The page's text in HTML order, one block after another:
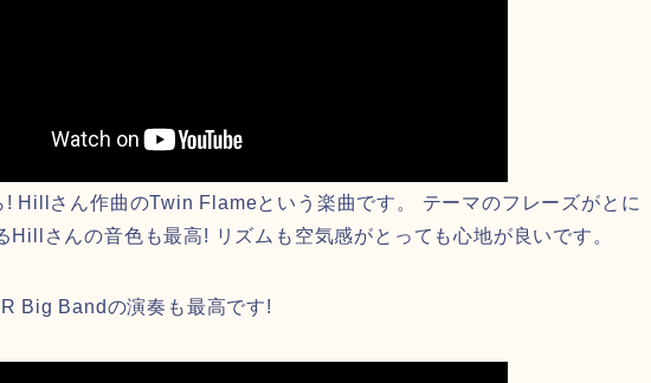
Hillさん作曲のTwin Flameという楽曲です。 テーマのフレーズがとに
Hillさんの音色も最高! リズムも空気感がとっても心地が良いです。
Big Bandの演奏も最高です!